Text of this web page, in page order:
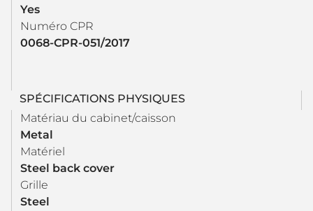
Yes
Numéro CPR
0068-CPR-051/2017
SPÉCIFICATIONS PHYSIQUES
Matériau du cabinet/caisson
Metal
Matériel
Steel back cover
Grille
Steel